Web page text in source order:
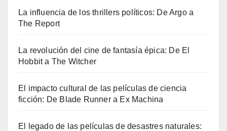
La influencia de los thrillers políticos: De Argo a
The Report
La revolución del cine de fantasía épica: De El
Hobbit a The Witcher
El impacto cultural de las películas de ciencia
ficción: De Blade Runner a Ex Machina
El legado de las películas de desastres naturales: